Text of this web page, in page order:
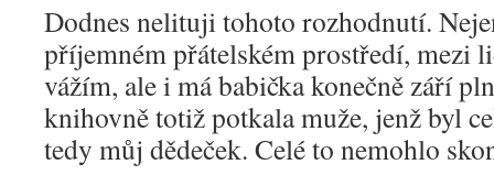
Dodnes nelituji tohoto rozhodnutí.
příjemném přátelském prostředí, mezi
vážím, ale i má babička konečně září
knihovně totiž potkala muže, jenž byl
tedy můj dědeček. Celé to nemohlo